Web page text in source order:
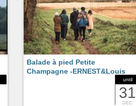
until
31
DEC
Balade à pied Petite
Champagne -ERNEST&Louis